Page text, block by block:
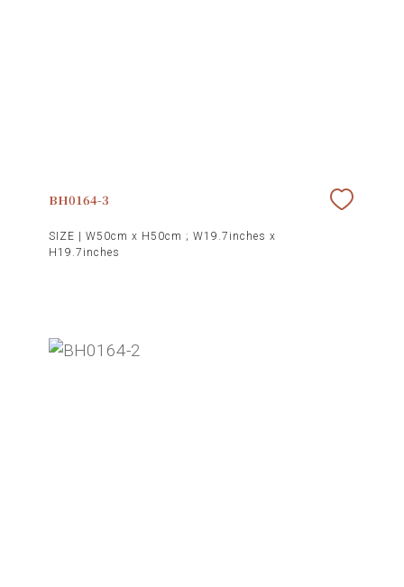
BH0164-3
SIZE | W50cm x H50cm ; W19.7inches x
H19.7inches